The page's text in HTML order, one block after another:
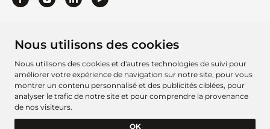
Nous utilisons des cookies
Nous utilisons des cookies et d'autres technologies de suivi pour
améliorer votre expérience de navigation sur notre site, pour vous
montrer un contenu personnalisé et des publicités ciblées, pour
analyser le trafic de notre site et pour comprendre la provenance
de nos visiteurs.
OK
Fiche de projet 2016